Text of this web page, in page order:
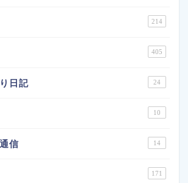
214
405
日記 24
10
信 14
171